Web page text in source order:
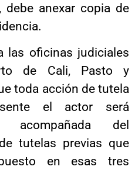
debe anexar copia de
las oficinas judiciales
de Cali, Pasto y
toda acción de tutela
el actor será
acompañada del
tutelas previas que
en esas tres